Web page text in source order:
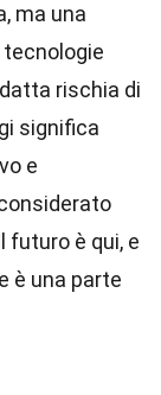
ma una
rischia di
significa
e
futuro è qui, e
è una parte